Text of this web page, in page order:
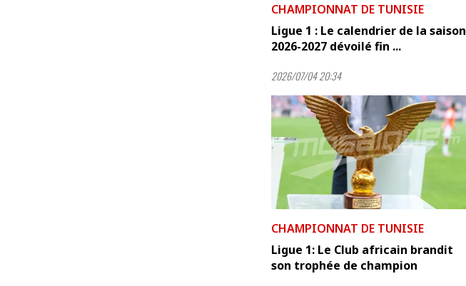
CHAMPIONNAT DE TUNISIE
Ligue 1 : Le calendrier de la saison
2026-2027 dévoilé fin ...
2026/07/04 20:34
CHAMPIONNAT DE TUNISIE
Ligue 1: Le Club africain brandit
son trophée de champion